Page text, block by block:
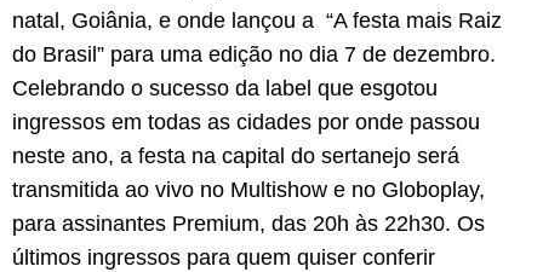
natal, Goiânia, e onde lançou a “A festa mais Raiz
do Brasil” para uma edição no dia 7 de dezembro.
Celebrando o sucesso da label que esgotou
ingressos em todas as cidades por onde passou
neste ano, a festa na capital do sertanejo será
transmitida ao vivo no Multishow e no Globoplay,
para assinantes Premium, das 20h às 22h30. Os
últimos ingressos para quem quiser conferir